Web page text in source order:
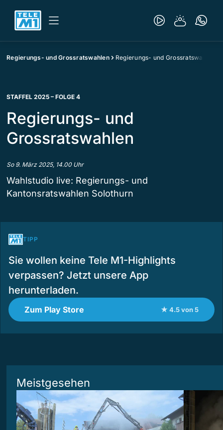
Regierungs- und Grossratswahlen Regierungs- und Grossratswahlen
STAFFEL 2025 – FOLGE 4
Regierungs- und
Grossratswahlen
So 9. März 2025, 14.00 Uhr
Wahlstudio live: Regierungs- und
Kantonsratswahlen Solothurn
TIPP
Sie wollen keine Tele M1-Highlights
verpassen? Jetzt unsere App
herunterladen.
Zum Play Store ★ 4.5 von 5
Meistgesehen